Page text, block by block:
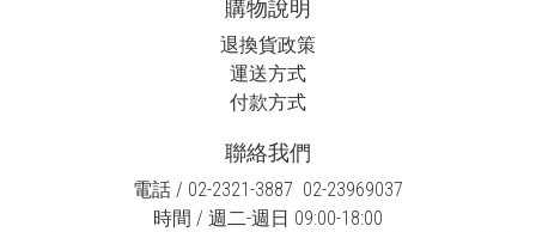
購物說明
退換貨政策
運送方式
付款方式
聯絡我們
電話 / 02-2321-3887 02-23969037
時間 / 週二-週日 09:00-18:00